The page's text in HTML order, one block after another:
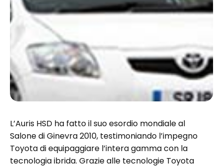
L’Auris HSD ha fatto il suo esordio mondiale al
Salone di Ginevra 2010, testimoniando l’impegno
Toyota di equipaggiare l’intera gamma con la
tecnologia ibrida. Grazie alle tecnologie Toyota